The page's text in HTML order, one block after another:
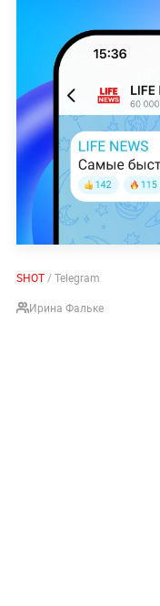
SHOT/ Telegram
Ирина Фальке